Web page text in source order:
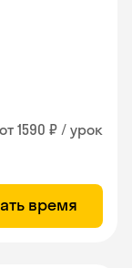
от 1590 ₽ / урок
время